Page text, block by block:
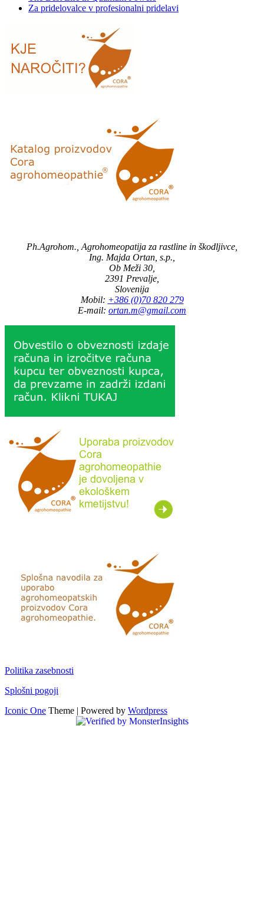
Za pridelovalce v profesionalni pridelavi
Ph.Agrohom., Agrohomeopatija za rastline in škodljivce,
Ing. Majda Ortan, s.p.,
Ob Meži 30,
2391 Prevalje,
Slovenija
Mobil: +386 (0)70 820 279
E-mail: ortan.m@gmail.com
Politika zasebnosti
Splošni pogoji
Iconic One Theme | Powered by Wordpress